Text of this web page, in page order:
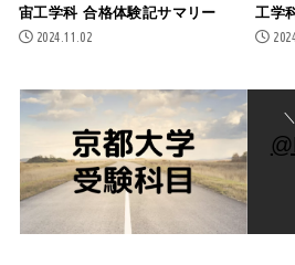
宙工学科 合格体験記サマリー
2024.11.02
工学